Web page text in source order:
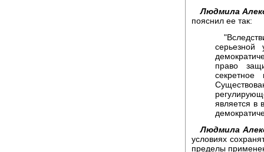
Людмила
пояснил ее так:
серьезной
право
является в
Людмила
условиях
пределы